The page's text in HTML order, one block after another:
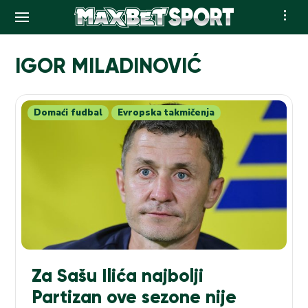
contentIGOR MILADINOVIĆ
Domaći fudbal Evropska takmičenja
Za Sašu Ilića najbolji
Partizan ove sezone nije